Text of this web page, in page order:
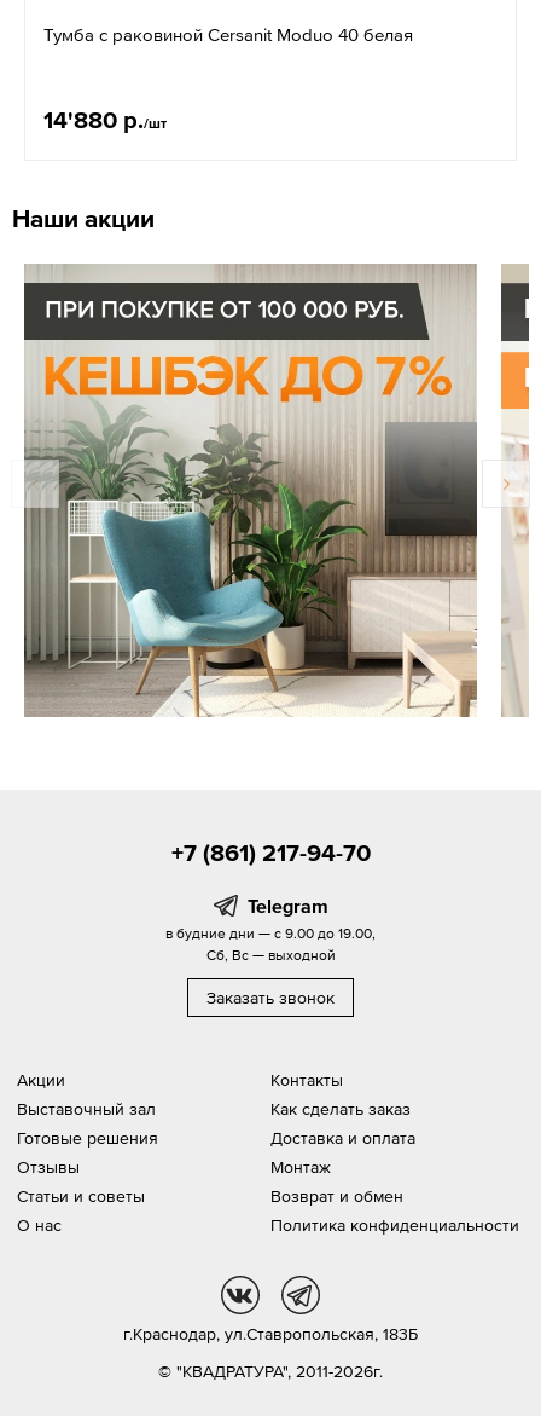
Тумба с раковиной Cersanit Moduo 40 белая
14'880 р./шт
Наши акции
Акции
Выставочный зал
Готовые решения
Отзывы
Статьи и советы
О нас
Контакты
Как сделать заказ
Доставка и оплата
Монтаж
Возврат и обмен
Политика конфиденциальности
+7 (861) 217-94-70
Telegram
в будние дни — с 9.00 до 19.00,
Сб, Вс — выходной
Заказать звонок
© "КВАДРАТУРА", 2011-2026г.
г.Краснодар, ул.Ставропольская, 183Б
vk